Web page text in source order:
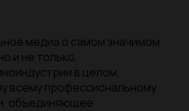
медиа о самом значимом
и не только.
в целом,
всему профессиональному
объединяющее